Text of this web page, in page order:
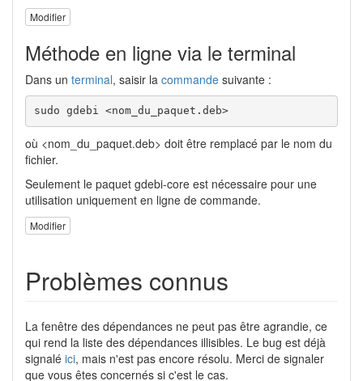
Modifier
Méthode en ligne via le terminal
Dans un terminal, saisir la commande suivante :
sudo gdebi <nom_du_paquet.deb>
où <nom_du_paquet.deb> doit être remplacé par le nom du
fichier.
Seulement le paquet gdebi-core est nécessaire pour une
utilisation uniquement en ligne de commande.
Modifier
Problèmes connus
La fenêtre des dépendances ne peut pas être agrandie, ce
qui rend la liste des dépendances illisibles. Le bug est déjà
signalé ici, mais n'est pas encore résolu. Merci de signaler
que vous êtes concernés si c'est le cas.